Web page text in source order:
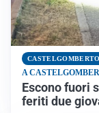
CASTELGOMBERTO
A
Escono fuori
feriti due